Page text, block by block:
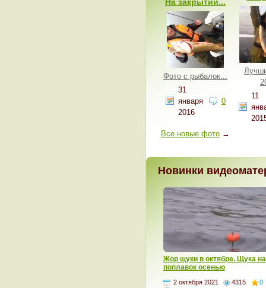
Фото с рыбалок...
31
января
2016
0
11
Все новые фото→
Новинки
Жор щуки в октябре. Щука на
поплавок осенью
2 октября 2021 4315
0